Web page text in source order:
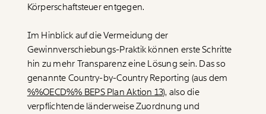
Körperschaftsteuerentgegen.
Im Hinblick auf die Vermeidung der
Gewinnverschiebungs-Praktik können erste Schritte
hin zu mehr Transparenz eine Lösung sein. Das so
genannte Country-by-Country Reporting (aus dem
%%OECD%% BEPS Plan Aktion 13), also die
verpflichtende länderweise Zuordnung und